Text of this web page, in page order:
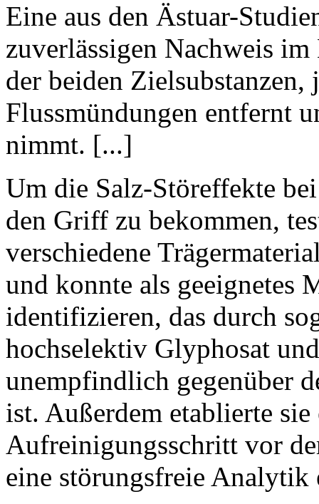
Eine aus den Ästuar-
zuverlässigen Nachweis
der beiden
Flussmündungen entfernt
nimmt. [...]
Um die Salz-Störeffekte
den Griff zu bekommen,
verschiedene
und konnte als geeignetes
identifizieren, das durch
hochselektiv Glyphosat
unempfindlich gegenüber
ist. Außerdem etablierte
Aufreinigungsschritt vor
eine störungsfreie Analytik